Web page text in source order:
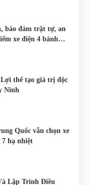
quy. Do đó
các trục trặc
bảo đảm trật tự, an
xe điện 4 bánh
thế tạo giá trị độc
Ninh
Quốc vẫn chọn xe
hạ nhiệt
Lập Trình Điều